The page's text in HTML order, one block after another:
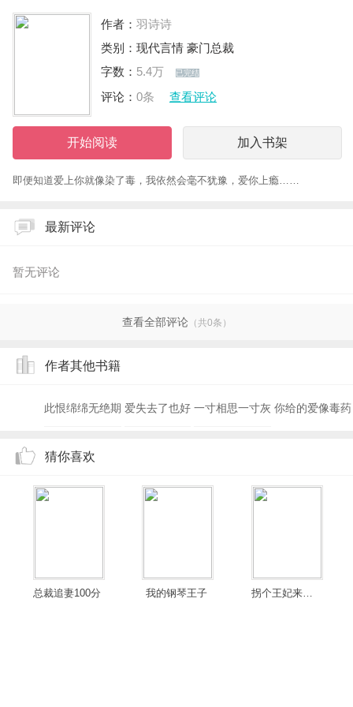
作者： 羽诗诗
类别： 现代言情 豪门总裁
字数： 5.4万 已完结
评论： 0条 查看评论
开始阅读 加入书架
即便知道爱上你就像染了毒，我依然会毫不犹豫，爱你上瘾……
最新评论
暂无评论
查看全部评论（共0条）
作者其他书籍
此恨绵绵无绝期 爱失去了也好 一寸相思一寸灰 你给的爱像毒药
猜你喜欢
总裁追妻100分 我的钢琴王子 拐个王妃来暖床